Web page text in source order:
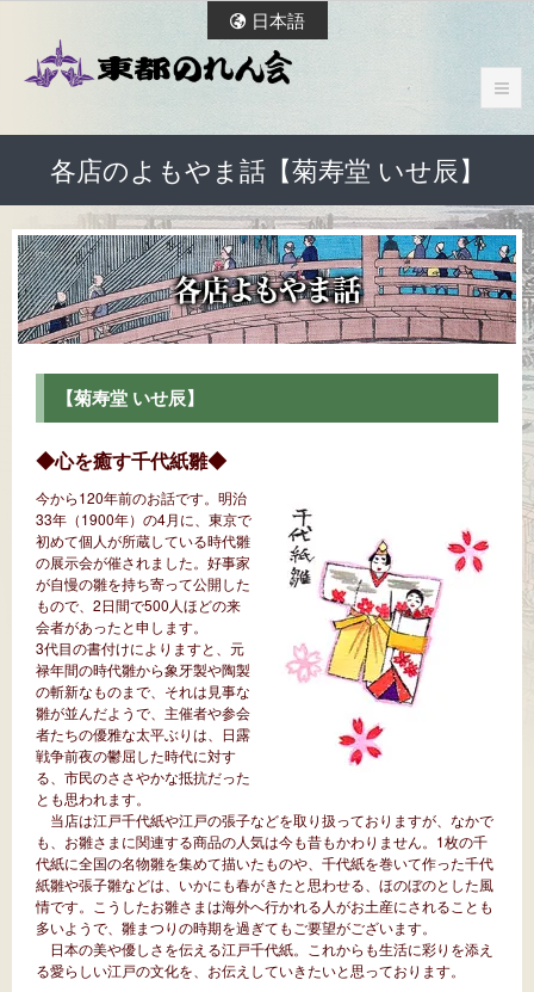
日本語
各店のよもやま話【菊寿堂 いせ辰】
【菊寿堂 いせ辰】
◆心を癒す千代紙雛◆
今から120年前のお話です。明治
33年（1900年）の4月に、東京で
初めて個人が所蔵している時代雛
の展示会が催されました。好事家
が自慢の雛を持ち寄って公開した
もので、2日間で500人ほどの来
会者があったと申します。
3代目の書付けによりますと、元
禄年間の時代雛から象牙製や陶製
の斬新なものまで、それは見事な
雛が並んだようで、主催者や参会
者たちの優雅な太平ぶりは、日露
戦争前夜の鬱屈した時代に対す
る、市民のささやかな抵抗だった
とも思われます。
当店は江戸千代紙や江戸の張子などを取り扱っておりますが、なかで
も、お雛さまに関連する商品の人気は今も昔もかわりません。1枚の千
代紙に全国の名物雛を集めて描いたものや、千代紙を巻いて作った千代
紙雛や張子雛などは、いかにも春がきたと思わせる、ほのぼのとした風
情です。こうしたお雛さまは海外へ行かれる人がお土産にされることも
多いようで、雛まつりの時期を過ぎてもご要望がございます。
日本の美や優しさを伝える江戸千代紙。これからも生活に彩りを添え
る愛らしい江戸の文化を、お伝えしていきたいと思っております。